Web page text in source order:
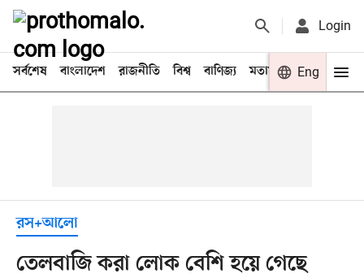
Login
সর্বশেষ বাংলাদেশ রাজনীতি বিশ্ব বাণিজ্য মতামত খেলা
Eng
রস+আলো
তেলবাজি করা লোক বেশি হয়ে গেছে